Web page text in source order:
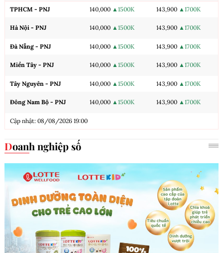
TPHCM - PNJ 140,000 ▲1500K 143,900 ▲1700K
Hà Nội - PNJ 140,000 ▲1500K 143,900 ▲1700K
Đà Nẵng - PNJ 140,000 ▲1500K 143,900 ▲1700K
Miền Tây - PNJ 140,000 ▲1500K 143,900 ▲1700K
Tây Nguyên - PNJ 140,000 ▲1500K 143,900 ▲1700K
Đông Nam Bộ - PNJ 140,000 ▲1500K 143,900 ▲1700K
Cập nhật: 08/08/2026 19:00
Doanh nghiệp số